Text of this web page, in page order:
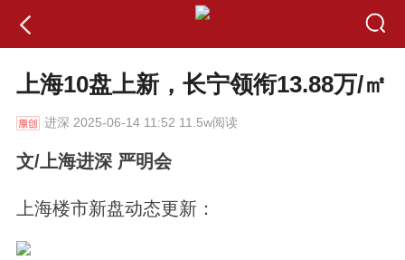
上海10盘上新，长宁领衔13.88万/㎡
进深 2025-06-14 11:52 11.5w阅读
文/上海进深 严明会
上海楼市新盘动态更新：